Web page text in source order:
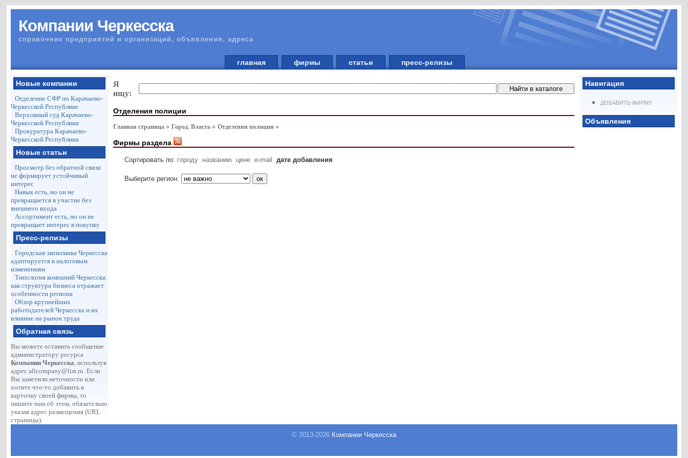
Компании Черкесска
справочник предприятий и организаций, объявления, адреса
главная фирмы статьи пресс-релизы
Новые компании
Отделение СФР по Карачаево-
Черкесской Республике
Верховный суд Карачаево-
Черкесской Республики
Прокуратура Карачаево-
Черкесской Республики
Новые статьи
Просмотр без обратной связи
не формирует устойчивый
интерес
Навык есть, но он не
превращается в участие без
внешнего входа
Ассортимент есть, но он не
превращает интерес в покупку
Пресс-релизы
Городская экономика Черкесска
адаптируется к налоговым
изменениям
Типология компаний Черкесска:
как структура бизнеса отражает
особенности региона
Обзор крупнейших
работодателей Черкесска и их
влияние на рынок труда
Обратная связь
Вы можете оставить сообщение
администратору ресурса
Компании Черкесска, используя
адресallcompany@list.ru. Если
Вы заметили неточности или
хотите что-то добавить в
карточку своей фирмы, то
пишите нам об этом, обязательно
указав адрес размещения (URL
страницы).
Навигация
ДОБАВИТЬ ФИРМУ
Объявления
Я
ищу:
Отделения полиции
Главная страница Город. Власть Отделения полиции
Фирмы раздела
Сортировать по: городу названию цене e-mail дате добавления
Выберите регион:
© 2013-2026 Компании Черкесска